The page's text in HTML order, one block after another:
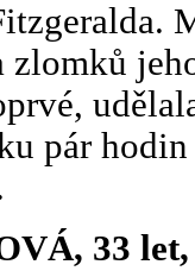
zlomků
pár
33 let,